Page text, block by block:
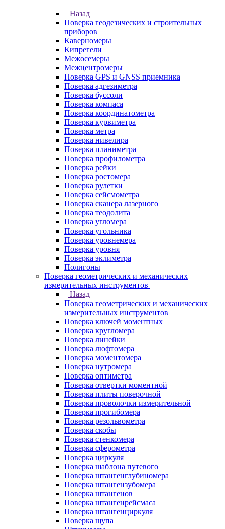
Назад
Поверка геодезических и строительных
приборов
Каверномеры
Кипрегели
Межосемеры
Межцентромеры
Поверка GPS и GNSS приемника
Поверка адгезиметра
Поверка буссоли
Поверка компаса
Поверка координатометра
Поверка курвиметра
Поверка метра
Поверка нивелира
Поверка планиметра
Поверка профилометра
Поверка рейки
Поверка ростомера
Поверка рулетки
Поверка сейсмометра
Поверка сканера лазерного
Поверка теодолита
Поверка угломера
Поверка угольника
Поверка уровнемера
Поверка уровня
Поверка эклиметра
Полигоны
Поверка геометрических и механических
измерительных инструментов
Назад
Поверка геометрических и механических
измерительных инструментов
Поверка ключей моментных
Поверка кругломера
Поверка линейки
Поверка люфтомера
Поверка моментомера
Поверка нутромера
Поверка оптиметра
Поверка отвертки моментной
Поверка плиты поверочной
Поверка проволочки измерительной
Поверка прогибомера
Поверка резольвометра
Поверка скобы
Поверка стенкомера
Поверка сферометра
Поверка циркуля
Поверка шаблона путевого
Поверка штангенглубиномера
Поверка штангензубомера
Поверка штангенов
Поверка штангенрейсмаса
Поверка штангенциркуля
Поверка щупа